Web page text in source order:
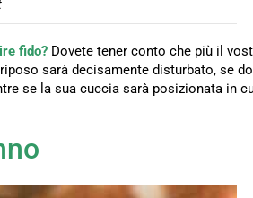
fido? Dovete tener conto che più il
sarà decisamente disturbato, se
se la sua cuccia sarà posizionata in